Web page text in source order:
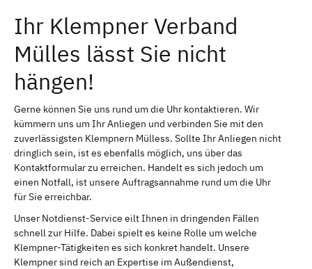
Ihr Klempner Verband
Mülles lässt Sie nicht
hängen!
Gerne können Sie uns rund um die Uhr kontaktieren. Wir
kümmern uns um Ihr Anliegen und verbinden Sie mit den
zuverlässigsten Klempnern Mülless. Sollte Ihr Anliegen nicht
dringlich sein, ist es ebenfalls möglich, uns über das
Kontaktformular zu erreichen. Handelt es sich jedoch um
einen Notfall, ist unsere Auftragsannahme rund um die Uhr
für Sie erreichbar.
Unser Notdienst-Service eilt Ihnen in dringenden Fällen
schnell zur Hilfe. Dabei spielt es keine Rolle um welche
Klempner-Tätigkeiten es sich konkret handelt. Unsere
Klempner sind reich an Expertise im Außendienst,